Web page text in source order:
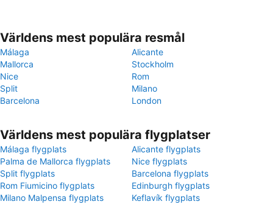
Världens mest populära resmål
Málaga
Alicante
Mallorca
Stockholm
Nice
Rom
Split
Milano
Barcelona
London
Världens mest populära flygplatser
Málaga flygplats
Alicante flygplats
Palma de Mallorca flygplats
Nice flygplats
Split flygplats
Barcelona flygplats
Rom Fiumicino flygplats
Edinburgh flygplats
Milano Malpensa flygplats
Keflavík flygplats